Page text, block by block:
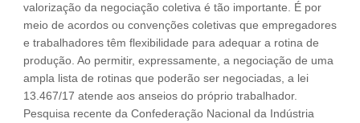
valorização da negociação coletiva é tão importante. É por
meio de acordos ou convenções coletivas que empregadores
e trabalhadores têm flexibilidade para adequar a rotina de
produção. Ao permitir, expressamente, a negociação de uma
ampla lista de rotinas que poderão ser negociadas, a lei
13.467/17 atende aos anseios do próprio trabalhador.
Pesquisa recente da Confederação Nacional da Indústria